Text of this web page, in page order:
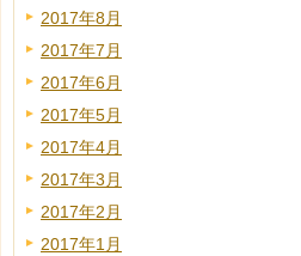
2017年8月
2017年7月
2017年6月
2017年5月
2017年4月
2017年3月
2017年2月
2017年1月